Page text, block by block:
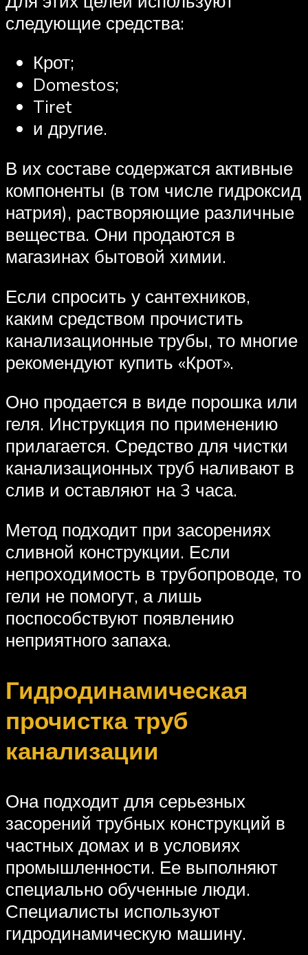
следующие средства:
Крот;
Domestos;
Tiret
и другие.
В их составе содержатся активные
компоненты (в том числе гидроксид
натрия), растворяющие различные
вещества. Они продаются в
магазинах бытовой химии.
Если спросить у сантехников,
каким средством прочистить
канализационные трубы, то многие
рекомендуют купить «Крот».
Оно продается в виде порошка или
геля. Инструкция по применению
прилагается. Средство для чистки
канализационных труб наливают в
слив и оставляют на 3 часа.
Метод подходит при засорениях
сливной конструкции. Если
непроходимость в трубопроводе, то
гели не помогут, а лишь
поспособствуют появлению
неприятного запаха.
Гидродинамическая
прочистка труб
канализации
Она подходит для серьезных
засорений трубных конструкций в
частных домах и в условиях
промышленности. Ее выполняют
специально обученные люди.
Специалисты используют
гидродинамическую машину.